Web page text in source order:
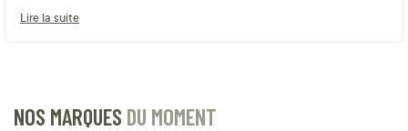
Lire la suite
NOS MARQUES DU MOMENT